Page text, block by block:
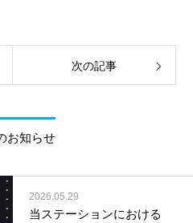
次の記事
お知らせ
2026.05.29
当ステーションにおける